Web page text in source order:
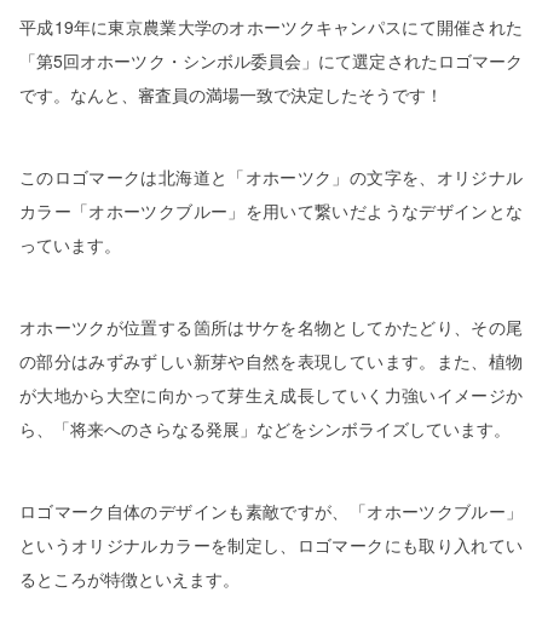
平成19年に東京農業大学のオホーツクキャンパスにて開催された
「第5回オホーツク・シンボル委員会」にて選定されたロゴマーク
です。なんと、審査員の満場一致で決定したそうです！
このロゴマークは北海道と「オホーツク」の文字を、オリジナル
カラー「オホーツクブルー」を用いて繋いだようなデザインとな
っています。
オホーツクが位置する箇所はサケを名物としてかたどり、その尾
の部分はみずみずしい新芽や自然を表現しています。また、植物
が大地から大空に向かって芽生え成長していく力強いイメージか
ら、「将来へのさらなる発展」などをシンボライズしています。
ロゴマーク自体のデザインも素敵ですが、「オホーツクブルー」
というオリジナルカラーを制定し、ロゴマークにも取り入れてい
るところが特徴といえます。